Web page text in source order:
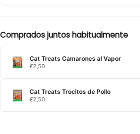
Comprados juntos habitualmente
Cat Treats Camarones al Vapor
€2,50
Cat Treats Trocitos de Pollo
€2,50